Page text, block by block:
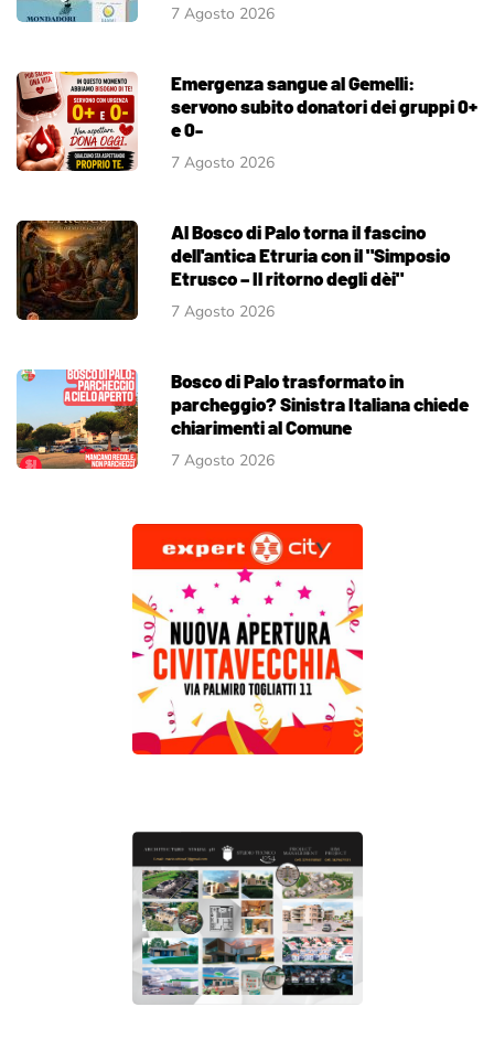
7 Agosto 2026
Emergenza sangue al Gemelli:
servono subito donatori dei gruppi 0+
e 0-
7 Agosto 2026
Al Bosco di Palo torna il fascino
dell'antica Etruria con il "Simposio
Etrusco – Il ritorno degli dèi"
7 Agosto 2026
Bosco di Palo trasformato in
parcheggio? Sinistra Italiana chiede
chiarimenti al Comune
7 Agosto 2026